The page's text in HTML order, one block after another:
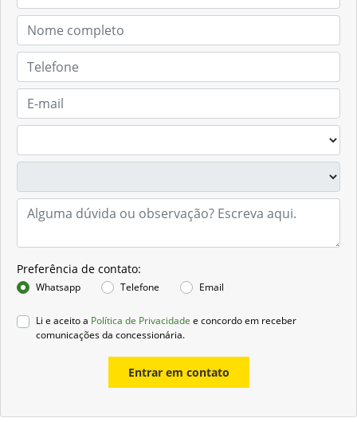
Preferência de contato:
Whatsapp Telefone Email
Li e aceito a Política de Privacidade e concordo em receber
comunicações da concessionária.
Entrar em contato